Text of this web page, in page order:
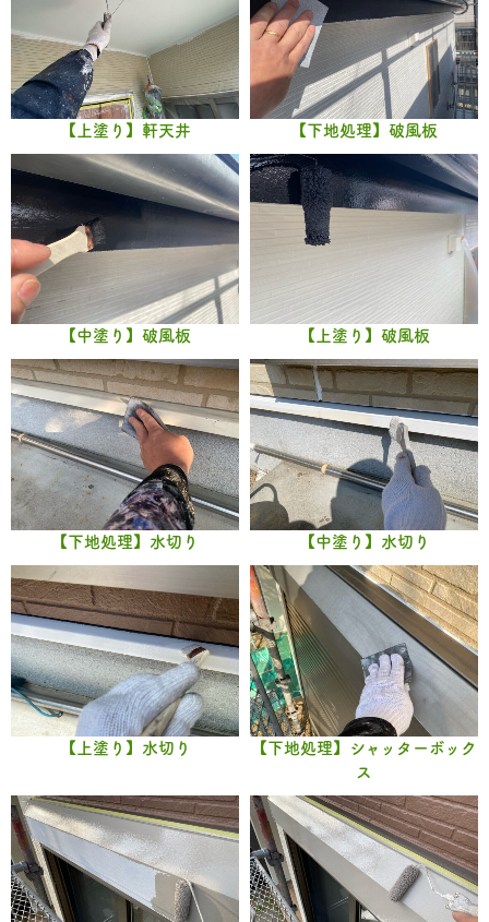
【上塗り】軒天井 【下地処理】破風板
【中塗り】破風板 【上塗り】破風板
【下地処理】水切り 【中塗り】水切り
【上塗り】水切り
【下地処理】シャッターボック
ス